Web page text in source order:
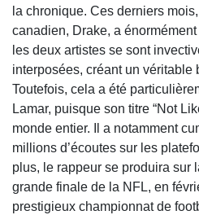
la chronique. Ces derniers
canadien, Drake, a
les deux artistes se sont
interposées, créant un véritable
Toutefois, cela a été
Lamar, puisque son titre “Not
monde entier. Il a notamment
millions d’écoutes sur les
plus, le rappeur se produira sur
grande finale de la NFL, en
prestigieux championnat de